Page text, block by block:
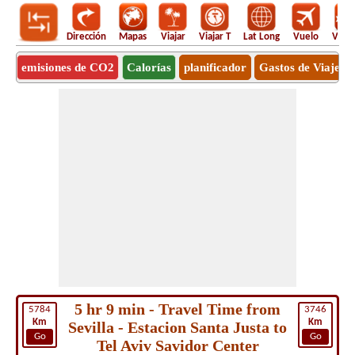
Dirección Mapas Viajar Viajar T Lat Long Vuelo
emisiones de CO2 Calorías planificador Gastos de Viaje
5784
Km
Go
3746
Km
Go
5 hr 9 min - Travel Time from
Sevilla - Estacion Santa Justa to
Tel Aviv Savidor Center